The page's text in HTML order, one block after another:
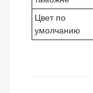
Цвет по
умолчанию